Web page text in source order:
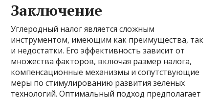
Заключение
Углеродный налог является сложным
инструментом, имеющим как преимущества, так
и недостатки. Его эффективность зависит от
множества факторов, включая размер налога,
компенсационные механизмы и сопутствующие
меры по стимулированию развития зеленых
технологий. Оптимальный подход предполагает